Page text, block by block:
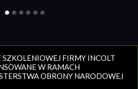
SZKOLENIOWEJ FIRMY INCOLT
W RAMACH
OBRONY NARODOWEJ